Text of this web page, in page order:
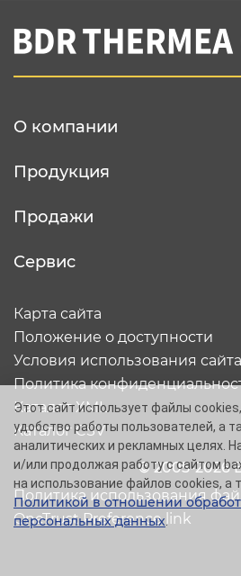
Вы соглашаетесь с нашей
конфеденциальности
О компании
Продукция
Продажи
Сервис
© 2005-2026
Карта сайта
Положение о доступности
Условия использования сайта
Политика
Каталог XML
Каталог CSV
Политика использования
OneTrust Preference link
Этот сайт использует файлы
удобство работы пользователей, а
аналитических и рекламных целях.
и/или продолжая работу с сайтом
на использование файлов cookies, а
Политикой в отношении
персональных данных.